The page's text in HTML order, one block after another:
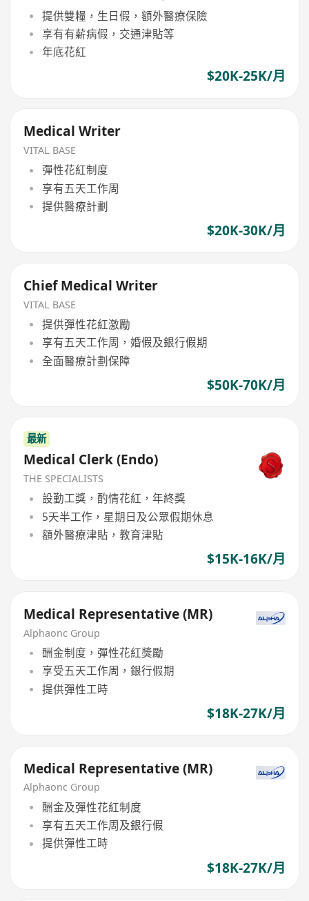
提供雙糧，生日假，額外醫療保險
享有有薪病假，交通津貼等
年底花紅
$20K-25K/月
Medical Writer
VITAL BASE
彈性花紅制度
享有五天工作周
提供醫療計劃
$20K-30K/月
Chief Medical Writer
VITAL BASE
提供彈性花紅激勵
享有五天工作周，婚假及銀行假期
全面醫療計劃保障
$50K-70K/月
最新
Medical Clerk (Endo)
THE SPECIALISTS
設勤工獎，酌情花紅，年終獎
5天半工作，星期日及公眾假期休息
額外醫療津貼，教育津貼
$15K-16K/月
Medical Representative (MR)
Alphaonc Group
酬金制度，彈性花紅獎勵
享受五天工作周，銀行假期
提供彈性工時
$18K-27K/月
Medical Representative (MR)
Alphaonc Group
酬金及彈性花紅制度
享有五天工作周及銀行假
提供彈性工時
$18K-27K/月